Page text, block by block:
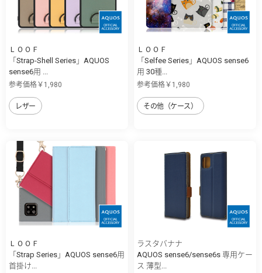
ＬＯＯＦ
「Strap-Shell Series」AQUOS
sense6用 ...
参考価格￥1,980
レザー
ＬＯＯＦ
「Selfee Series」AQUOS sense6
用 30種...
参考価格￥1,980
その他（ケース）
ＬＯＯＦ
「Strap Series」AQUOS sense6用
首掛け...
ラスタバナナ
AQUOS sense6/sense6s 専用ケー
ス 薄型...